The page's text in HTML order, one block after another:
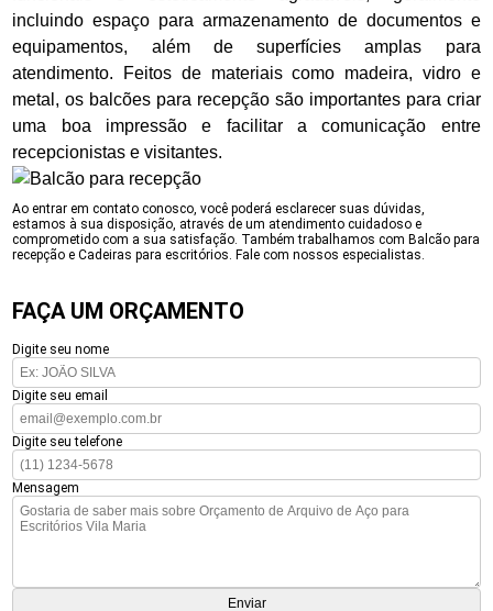
incluindo espaço para armazenamento de documentos e
equipamentos, além de superfícies amplas para
atendimento. Feitos de materiais como madeira, vidro e
metal, os balcões para recepção são importantes para criar
uma boa impressão e facilitar a comunicação entre
recepcionistas e visitantes.
Ao entrar em contato conosco, você poderá esclarecer suas dúvidas,
estamos à sua disposição, através de um atendimento cuidadoso e
comprometido com a sua satisfação. Também trabalhamos com Balcão para
recepção e Cadeiras para escritórios. Fale com nossos especialistas.
FAÇA UM ORÇAMENTO
Digite seu nome
Digite seu email
Digite seu telefone
Mensagem